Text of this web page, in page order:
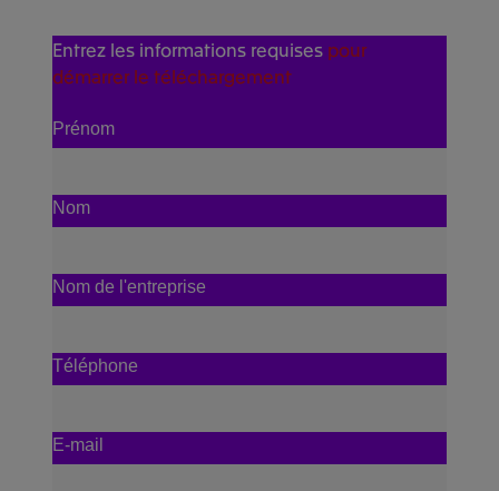
Entrez les informations requises pour
démarrer le téléchargement
Prénom
Nom
Nom de l'entreprise
Téléphone
E-mail